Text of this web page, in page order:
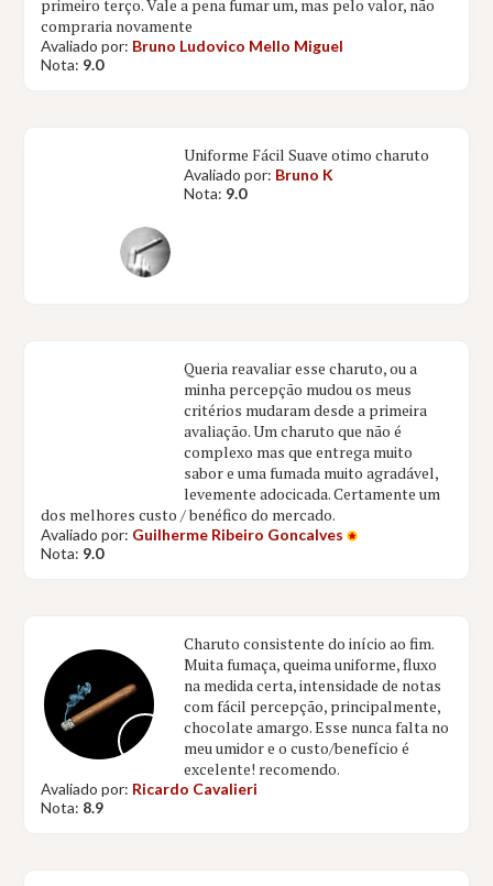
primeiro terço. Vale a pena fumar um, mas pelo valor, não
compraria novamente
Avaliado por: Bruno Ludovico Mello Miguel
Nota: 9.0
Uniforme Fácil Suave otimo charuto
Avaliado por: Bruno K
Nota: 9.0
Queria reavaliar esse charuto, ou a
minha percepção mudou os meus
critérios mudaram desde a primeira
avaliação. Um charuto que não é
complexo mas que entrega muito
sabor e uma fumada muito agradável,
levemente adocicada. Certamente um
dos melhores custo / benéfico do mercado.
Avaliado por: Guilherme Ribeiro Goncalves
Nota: 9.0
Charuto consistente do início ao fim.
Muita fumaça, queima uniforme, fluxo
na medida certa, intensidade de notas
com fácil percepção, principalmente,
chocolate amargo. Esse nunca falta no
meu umidor e o custo/benefício é
excelente! recomendo.
Avaliado por: Ricardo Cavalieri
Nota: 8.9